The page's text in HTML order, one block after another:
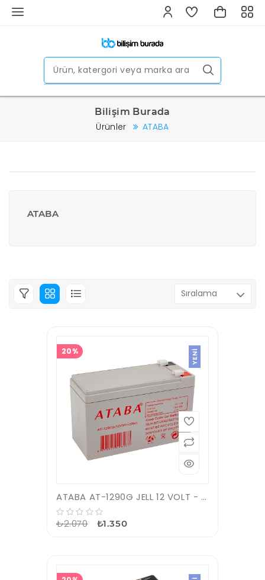
Bilişim Burada
Ürünler ATABA
ATABA
20% YENI
ATABA AT-1290G JELL 12 VOLT - 9 AMPER JEL AKÜ (150 X 65 X 90 MM)
₺2.070 ₺1.350